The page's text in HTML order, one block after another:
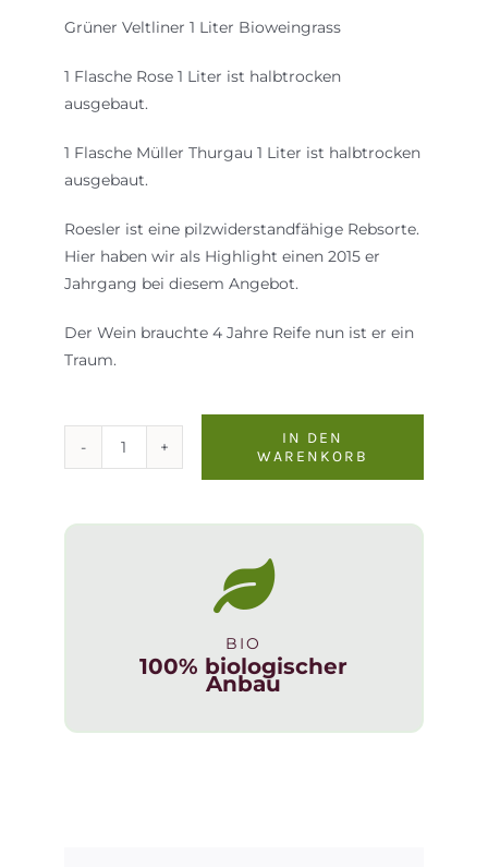
Grüner Veltliner 1 Liter Bioweingrass
1 Flasche Rose 1 Liter ist halbtrocken
ausgebaut.
1 Flasche Müller Thurgau 1 Liter ist halbtrocken
ausgebaut.
Roesler ist eine pilzwiderstandfähige Rebsorte.
Hier haben wir als Highlight einen 2015 er
Jahrgang bei diesem Angebot.
Der Wein brauchte 4 Jahre Reife nun ist er ein
Traum.
12
wie
Foto
IN DEN
WARENKORB
BIO
100% biologischer
Anbau